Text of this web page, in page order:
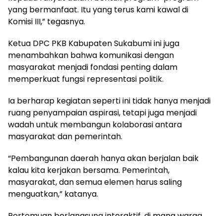
yang bermanfaat. Itu yang terus kami kawal di
Komisi III,” tegasnya.
Ketua DPC PKB Kabupaten Sukabumi ini juga
menambahkan bahwa komunikasi dengan
masyarakat menjadi fondasi penting dalam
memperkuat fungsi representasi politik.
Ia berharap kegiatan seperti ini tidak hanya menjadi
ruang penyampaian aspirasi, tetapi juga menjadi
wadah untuk membangun kolaborasi antara
masyarakat dan pemerintah.
“Pembangunan daerah hanya akan berjalan baik
kalau kita kerjakan bersama. Pemerintah,
masyarakat, dan semua elemen harus saling
menguatkan,” katanya.